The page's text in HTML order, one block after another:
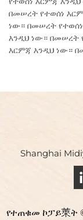
በመሠረት የተወሰነ
ነው። በመሠረት
እንዲህ ነው። በመሠረት
እርምጃ እንዲህ ነው።
Shanghai
የተጠቁመ ኮፓይ萊ት